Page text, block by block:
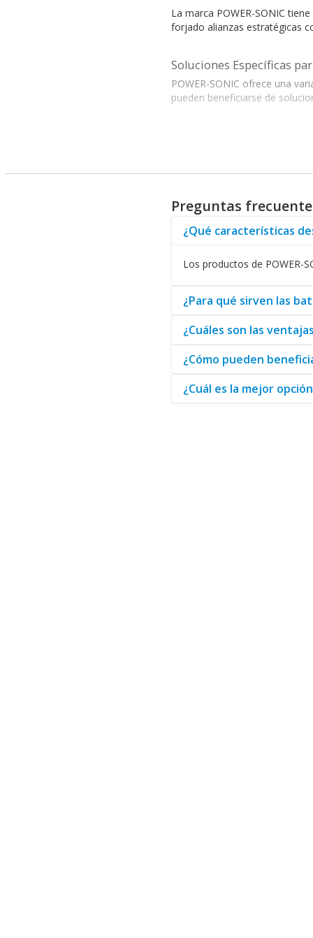
La marca POWER-SONIC
forjado alianzas estratégicas
Soluciones Específicas
POWER-SONIC ofrece una
pueden beneficiarse de
Potencie la Eficiencia de
Para las empresas que
soluciones escalables y
una gestión de energía más
Preguntas
¿Qué características
Los productos de POWER-
¿Para qué sirven las
¿Cuáles son las
¿Cómo pueden
¿Cuál es la mejor